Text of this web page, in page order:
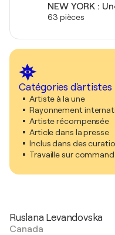
NEW YORK :
63 pièces
Catégories d'artistes
Artiste à la une
Rayonnement
Artiste récompensée
Article dans la presse
Inclus dans des
Travaille sur
Ruslana Levandovska
Canada